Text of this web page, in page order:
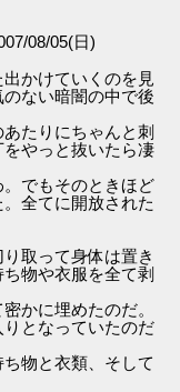
08/05(日)
かけていくのを見
ない暗闇の中で後
たりにちゃんと刺
やっと抜いたら凄
でもそのときほど
全てに開放された
取って身体は置き
物や衣服を全て剥
かに埋めたのだ。
となっていたのだ
物と衣類、そして